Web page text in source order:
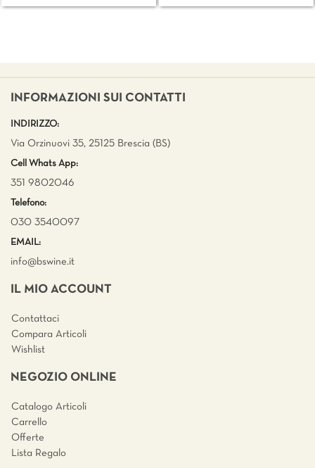
INFORMAZIONI SUI CONTATTI
INDIRIZZO:
Via Orzinuovi 35, 25125 Brescia (BS)
Cell Whats App:
351 9802046
Telefono:
030 3540097
EMAIL:
info@bswine.it
IL MIO ACCOUNT
Contattaci
Compara Articoli
Wishlist
NEGOZIO ONLINE
Catalogo Articoli
Carrello
Offerte
Lista Regalo